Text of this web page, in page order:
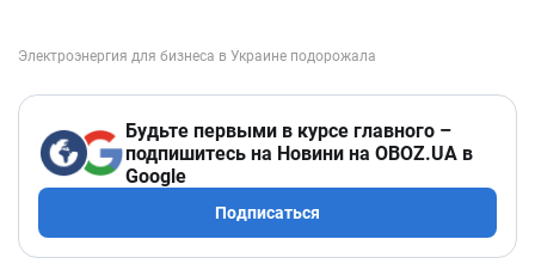
Будьте первыми в курсе главного –
подпишитесь на Новини на OBOZ.UA в
Google
Подписаться